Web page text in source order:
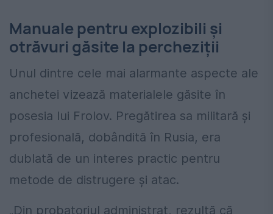
Manuale pentru explozibili și
otrăvuri găsite la percheziții
Unul dintre cele mai alarmante aspecte ale
anchetei vizează materialele găsite în
posesia lui Frolov. Pregătirea sa militară și
profesională, dobândită în Rusia, era
dublată de un interes practic pentru
metode de distrugere și atac.
„Din probatoriul administrat, rezultă că